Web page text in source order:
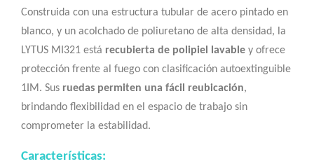
Construida con una estructura tubular de acero pintado en
blanco, y un acolchado de poliuretano de alta densidad, la
LYTUS MI321 está recubierta de polipiel lavable y ofrece
protección frente al fuego con clasificación autoextinguible
1IM. Sus ruedas permiten una fácil reubicación,
brindando flexibilidad en el espacio de trabajo sin
comprometer la estabilidad.
Características: